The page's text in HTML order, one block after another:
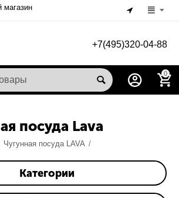
магазин
+7(495)320-04-88
0
посуда Lava
Чугунная посуда LAVA /
Категории